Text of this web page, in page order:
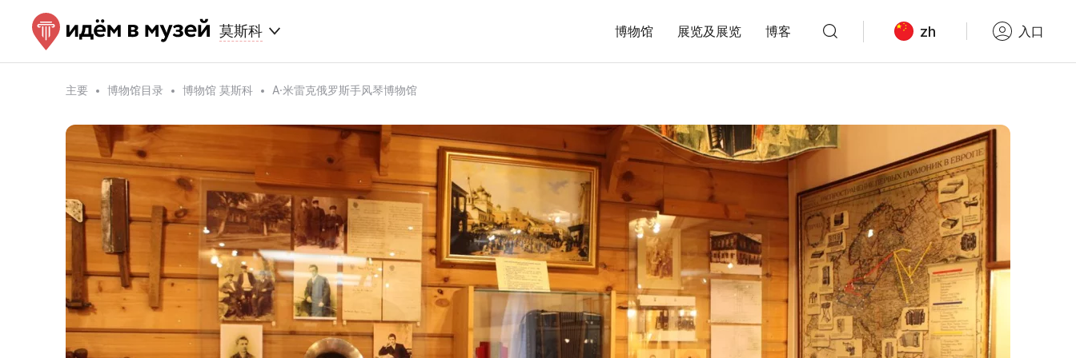
莫斯科 博物馆 展览及展览 博客 zh 入口
主要 博物馆目录 博物馆 莫斯科 A·米雷克俄罗斯手风琴博物馆